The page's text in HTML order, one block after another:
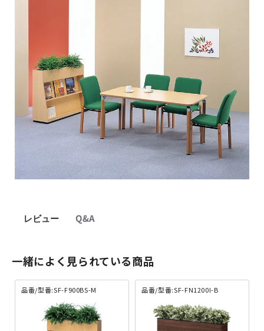
レビュー Q&A
一緒によく見られている商品
品番/型番:SF-F900BS-M 品番/型番:SF-FN1200I-B